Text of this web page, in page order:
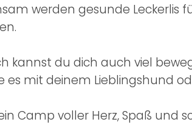
werden gesunde Leckerlis
kannst du dich auch viel
es mit deinem Lieblingshund
Camp voller Herz, Spaß und